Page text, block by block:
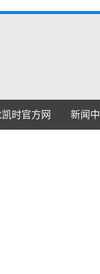
时官方网 新闻